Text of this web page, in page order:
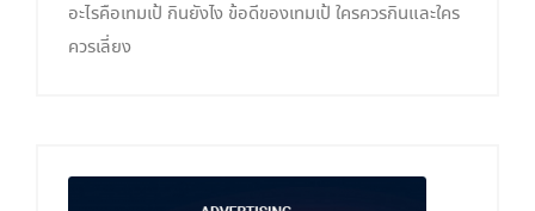
อะไรคือเทมเป้ กินยังไง ข้อดีของเทมเป้ ใครควรกินและใคร
ควรเลี่ยง